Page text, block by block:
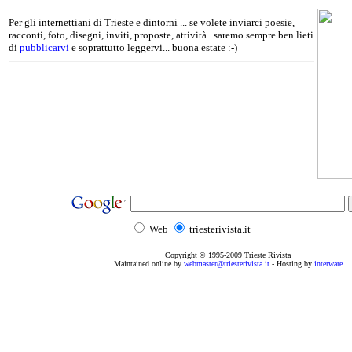
Per gli internettiani di Trieste e dintorni ... se volete inviarci poesie,
racconti, foto, disegni, inviti, proposte, attività.. saremo sempre ben lieti
di pubblicarvi e soprattutto leggervi... buona estate :-)
Web triesterivista.it
Copyright © 1995-2009 Trieste Rivista
Maintained online by webmaster@triesterivista.it- Hosting by interware